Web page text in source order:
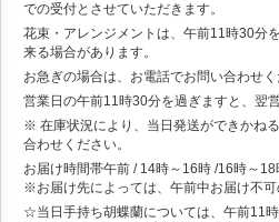
での受付とさせていただきます。
花束・アレンジメントは、午前11時30分
来る場合があります。
お急ぎの場合は、お電話でお問い合わせく
営業日の午前11時30分を過ぎますと、翌
※ 在庫状況により、当日発送ができかね
合わせください。
お届け時間帯午前 / 14時～16時 /16時～
※お届け先によっては、午前中お届け不可
☆当日手持ち胡蝶蘭については、午前11